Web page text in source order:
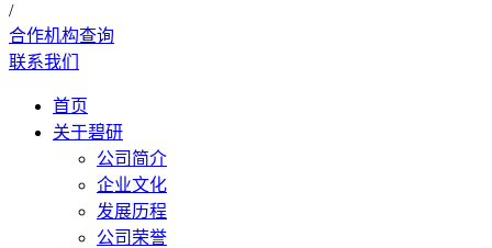
/
合作机构查询
联系我们
首页
关于碧研
公司简介
企业文化
发展历程
公司荣誉